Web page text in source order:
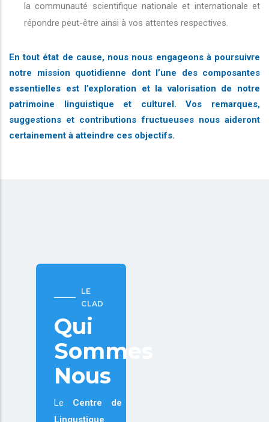
la communauté scientifique nationale et internationale et
répondre peut-être ainsi à vos attentes respectives.
En tout état de cause, nous nous engageons à poursuivre
notre mission quotidienne dont l’une des composantes
essentielles est l’exploration et la valorisation de notre
patrimoine linguistique et culturel. Vos remarques,
suggestions et contributions fructueuses nous aideront
certainement à atteindre ces objectifs.
LE
CLAD
Qui
Sommes
Nous
Le Centre de
Lingustique